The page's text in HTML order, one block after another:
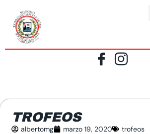
TROFEOS
albertomg marzo 19, 2020 trofeos